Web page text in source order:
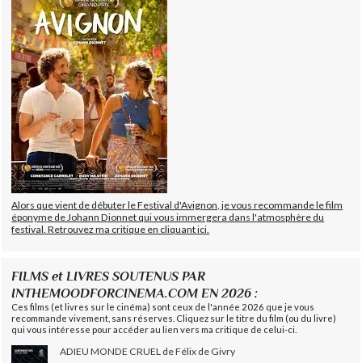
Alors que vient de débuter le Festival d'Avignon, je vous recommande le film
éponyme de Johann Dionnet qui vous immergera dans l'atmosphère du
festival. Retrouvez ma critique en cliquant ici.
FILMS et LIVRES SOUTENUS PAR
INTHEMOODFORCINEMA.COM EN 2026 :
Ces films (et livres sur le cinéma) sont ceux de l'année 2026 que je vous
recommande vivement, sans réserves. Cliquez sur le titre du film (ou du livre)
qui vous intéresse pour accéder au lien vers ma critique de celui-ci.
ADIEU MONDE CRUEL de Félix de Givry